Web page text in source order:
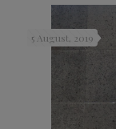
5 August, 2019